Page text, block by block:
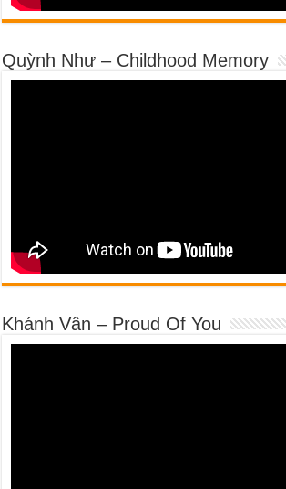
Quỳnh Như – Childhood Memory
Khánh Vân – Proud Of You